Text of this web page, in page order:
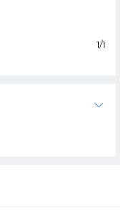
1/1